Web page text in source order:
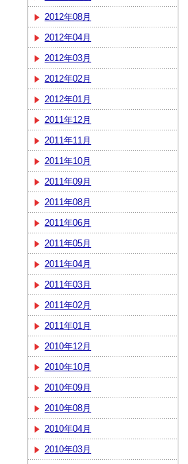
2012年08月
2012年04月
2012年03月
2012年02月
2012年01月
2011年12月
2011年11月
2011年10月
2011年09月
2011年08月
2011年06月
2011年05月
2011年04月
2011年03月
2011年02月
2011年01月
2010年12月
2010年10月
2010年09月
2010年08月
2010年04月
2010年03月